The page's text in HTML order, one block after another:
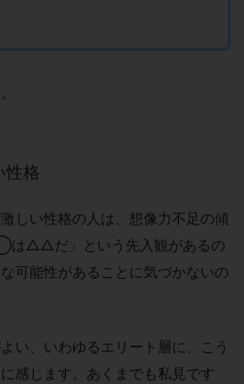
性格
しい性格の人は、想像力不足の傾
△△だ」という先入観があるの
可能性があることに気づかないの
い、いわゆるエリート層に、こう
感じます。あくまでも私見です